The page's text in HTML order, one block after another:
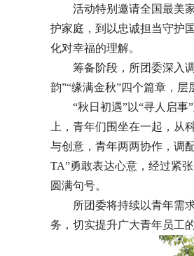
活动特别邀请全国最美
护家庭，到以忠诚担当守护
化对幸福的理解。
筹备阶段，所团委深入
韵”“缘满金秋”四个篇章，层
“秋日初遇”以“寻人启
上，青年们围坐在一起，从
与创意，青年两两协作，调
TA”勇敢表达心意，经过紧
圆满句号。
所团委将持续以青年需
务，切实提升广大青年员工